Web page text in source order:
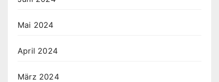
Mai 2024
April 2024
März 2024